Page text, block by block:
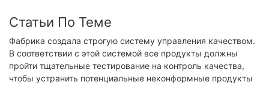
Статьи По Теме
Фабрика создала строгую систему управления качеством.
В соответствии с этой системой все продукты должны
пройти тщательные тестирование на контроль качества,
чтобы устранить потенциальные неконформные продукты